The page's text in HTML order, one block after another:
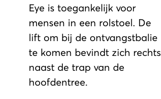
Eye is toegankelijk voor
mensen in een rolstoel. De
lift om bij de ontvangstbalie
te komen bevindt zich rechts
naast de trap van de
hoofdentree.